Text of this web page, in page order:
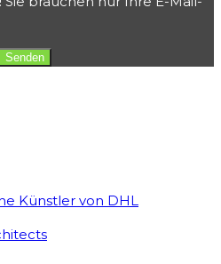
Künstler von DHL